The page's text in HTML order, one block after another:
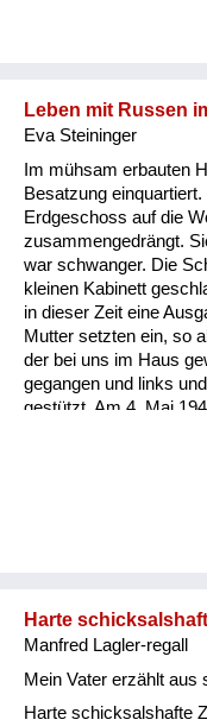
hat. Dann war große
Leben mit Russen
Eva Steininger
Im mühsam erbauten
Besatzung
Erdgeschoss auf die
zusammengedrängt.
war schwanger. Die
kleinen Kabinett
in dieser Zeit eine
Mutter setzten ein, so
der bei uns im Haus
gegangen und links
gestützt. Am 4. Mai
Kriegsfutter mit 16
russische Front
Harte
Manfred Lagler-regall
Mein Vater erzählt aus
Harte schicksalshafte